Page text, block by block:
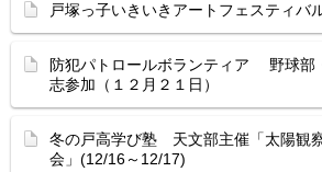
戸塚っ子いきいきアートフェスティバ
防犯パトロールボランティア 野球部
志参加（１２月２１日）
冬の戸高学び塾 天文部主催「太陽観
会」(12/16～12/17)